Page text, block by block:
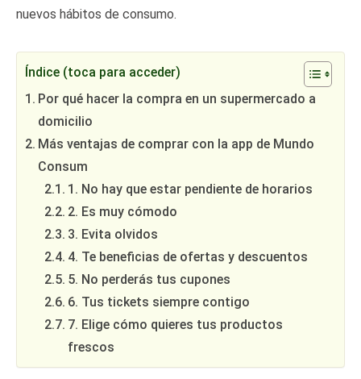
nuevos hábitos de consumo.
Índice (toca para acceder)
Por qué hacer la compra en un supermercado a
domicilio
Más ventajas de comprar con la app de Mundo
Consum
1. No hay que estar pendiente de horarios
2. Es muy cómodo
3. Evita olvidos
4. Te beneficias de ofertas y descuentos
5. No perderás tus cupones
6. Tus tickets siempre contigo
7. Elige cómo quieres tus productos
frescos